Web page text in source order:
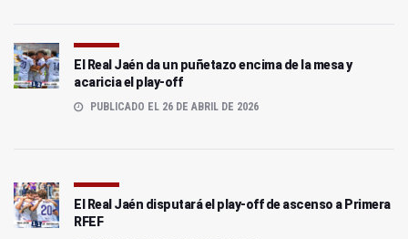
El Real Jaén da un puñetazo encima de la mesa y
acaricia el play-off
PUBLICADO EL 26 DE ABRIL DE 2026
El Real Jaén disputará el play-off de ascenso a Primera
RFEF